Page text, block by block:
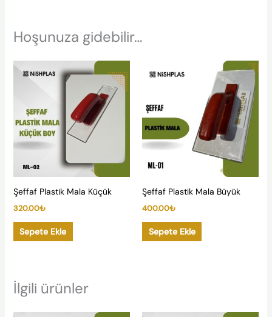
Hoşunuza gidebilir…
Şeffaf Plastik Mala Küçük
320.00₺
Sepete Ekle
Şeffaf Plastik Mala Büyük
400.00₺
Sepete Ekle
İlgili ürünler